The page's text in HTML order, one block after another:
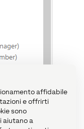
affidabile
e offrirti
sono
aiutano a